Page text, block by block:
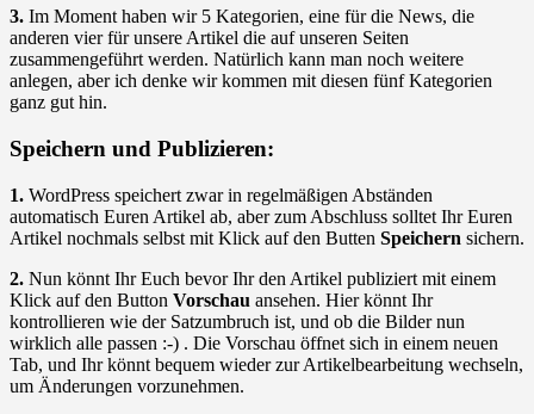
3. Im Moment haben wir 5 Kategorien, eine für die News, die
anderen vier für unsere Artikel die auf unseren Seiten
zusammengeführt werden. Natürlich kann man noch weitere
anlegen, aber ich denke wir kommen mit diesen fünf Kategorien
ganz gut hin.
Speichern und Publizieren:
1. WordPress speichert zwar in regelmäßigen Abständen
automatisch Euren Artikel ab, aber zum Abschluss solltet Ihr Euren
Artikel nochmals selbst mit Klick auf den Butten Speichern sichern.
2. Nun könnt Ihr Euch bevor Ihr den Artikel publiziert mit einem
Klick auf den Button Vorschau ansehen. Hier könnt Ihr
kontrollieren wie der Satzumbruch ist, und ob die Bilder nun
wirklich alle passen :-) . Die Vorschau öffnet sich in einem neuen
Tab, und Ihr könnt bequem wieder zur Artikelbearbeitung wechseln,
um Änderungen vorzunehmen.